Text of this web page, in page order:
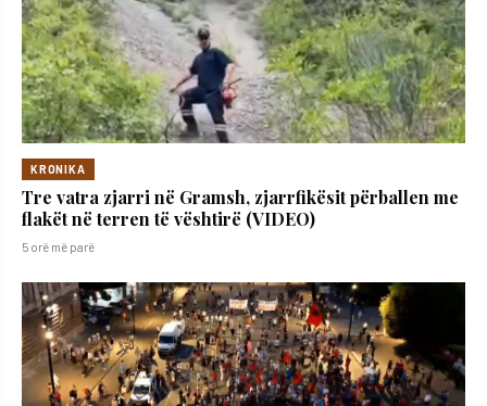
KRONIKA
Tre vatra zjarri në Gramsh, zjarrfikësit përballen me
flakët në terren të vështirë (VIDEO)
5 orë më parë